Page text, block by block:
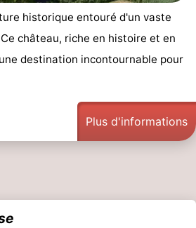
historique entouré d'un vaste
château, riche en histoire et en
destination incontournable pour
Plus d'informations